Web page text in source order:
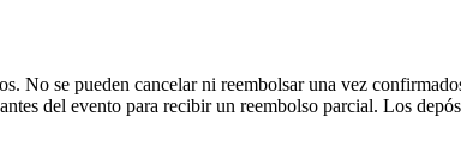
No se pueden cancelar ni reembolsar una vez
del evento para recibir un reembolso parcial. Los